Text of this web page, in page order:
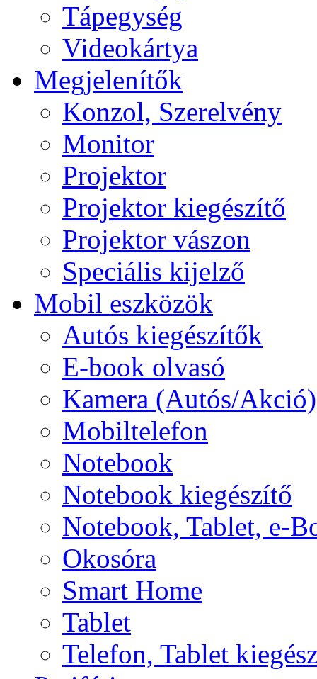
Tápegység
Videokártya
Megjelenítők
Konzol, Szerelvény
Monitor
Projektor
Projektor kiegészítő
Projektor vászon
Speciális kijelző
Mobil eszközök
Autós kiegészítők
E-book olvasó
Kamera (Autós/Akció)
Mobiltelefon
Notebook
Notebook kiegészítő
Notebook, Tablet, e-
Okosóra
Smart Home
Tablet
Telefon, Tablet